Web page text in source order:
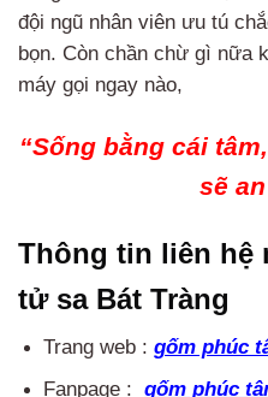
đội ngũ nhân viên ưu tú
bọn. Còn chần chừ gì nữa
máy gọi ngay nào,
“Sống bằng cái
sẽ
Thông tin liên hệ
tử sa Bát Tràng
Trang web : gốm phúc
Fanpage : gốm phúc